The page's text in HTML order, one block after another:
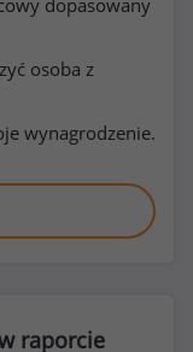
dopasowany
osoba z
wynagrodzenie.
raporcie